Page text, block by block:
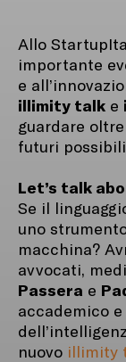
Allo
importante
e
illimity talk e
guardare
futuri
Let’s talk
Se il
uno
macchina?
avvocati,
Passera e
accademico
nuovo illimity